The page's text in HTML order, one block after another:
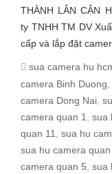
THÀNH LÂN CẬN
ty TNHH TM DV
cấp và lắp đặt
sua camera hu
camera Binh Duong
camera Dong Nai
camera quan 1
sua
quan 11
sua hu
sua hu camera quan
camera quan 5 sua